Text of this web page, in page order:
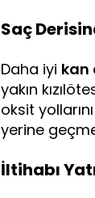
Saç
Daha iyi kan
yakın
oksit
yerine
İltihabı